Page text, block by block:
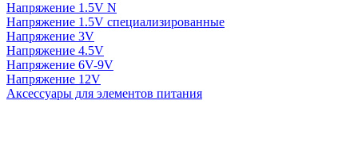
Напряжение 1.5V N
Напряжение 1.5V специализированные
Напряжение 3V
Напряжение 4.5V
Напряжение 6V-9V
Напряжение 12V
Аксессуары для элементов питания